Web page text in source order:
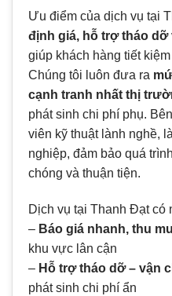
Ưu điểm của dịch vụ tại
định giá, hỗ trợ tháo
giúp khách hàng tiết
Chúng tôi luôn đưa ra
cạnh tranh nhất thị
phát sinh chi phí phụ.
viên kỹ thuật lành nghề,
nghiệp, đảm bảo quá
chóng và thuận tiện.
Dịch vụ tại Thanh Đạt
– Báo giá nhanh, thu
khu vực lân cận
– Hỗ trợ tháo dỡ – vận
phát sinh chi phí ẩn